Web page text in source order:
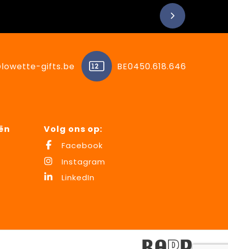
gifts.be BE0450.618.646
Volg ons op:
Facebook
Instagram
LinkedIn